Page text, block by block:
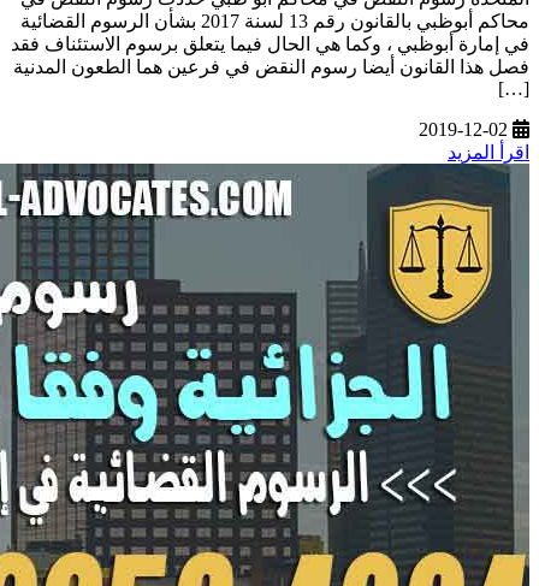
محاكم أبوظبي بالقانون رقم 13 لسنة 2017 بشأن الرسوم القضائية
في إمارة أبوظبي ، وكما هي الحال فيما يتعلق برسوم الاستئناف فقد
فصل هذا القانون أيضا رسوم النقض في فرعين هما الطعون المدنية
[…]
2019-12-02
اقرأ المزيد